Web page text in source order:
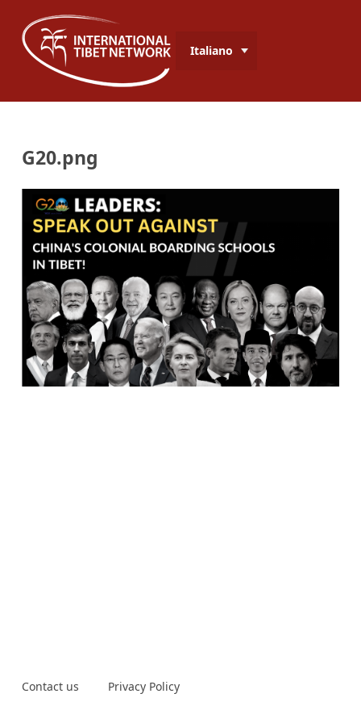
Italiano
G20.png
Contact us Privacy Policy